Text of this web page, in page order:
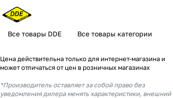
Все товары DDE Все товары категории
Цена действительна только для интернет-магазина и
может отличаться от цен в розничных магазинах
*Производитель оставляет за собой право без
уведомления дилера менять характеристики, внешний